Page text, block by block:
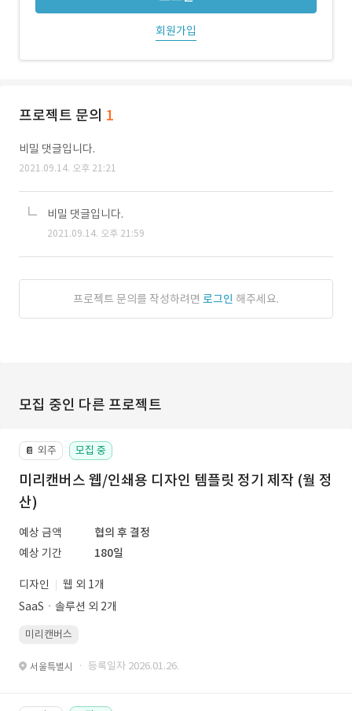
회원가입
프로젝트 문의 1
비밀 댓글입니다.
2021.09.14. 오후 21:21
비밀 댓글입니다.
2021.09.14. 오후 21:59
프로젝트 문의를 작성하려면 로그인 해주세요.
모집 중인 다른 프로젝트
📔 외주 모집 중
미리캔버스 웹/인쇄용 디자인 템플릿 정기 제작 (월 정
산)
예상 금액
협의 후 결정
예상 기간
180일
디자인
웹 외 1개
SaaSㆍ솔루션 외 2개
미리캔버스
서울특별시 · 등록일자 2026.01.26.